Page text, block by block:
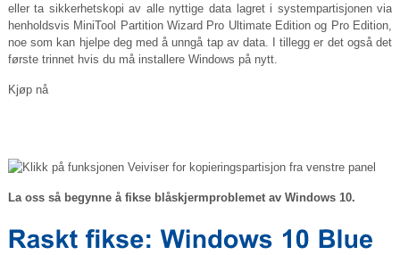
eller ta sikkerhetskopi av alle nyttige data lagret i systempartisjonen via
henholdsvis MiniTool Partition Wizard Pro Ultimate Edition og Pro Edition,
noe som kan hjelpe deg med å unngå tap av data. I tillegg er det også det
første trinnet hvis du må installere Windows på nytt.
Kjøp nå
La oss så begynne å fikse blåskjermproblemet av Windows 10.